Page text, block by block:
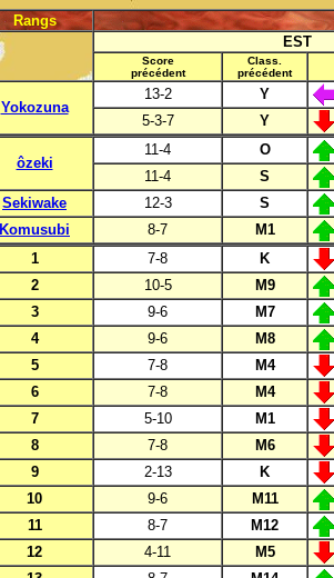
Rangs
EST
Score
précédent
Class.
précédent
Yokozuna
13-2
Y
5-3-7
Y
ôzeki
11-4
O
11-4
S
Sekiwake
12-3
S
Komusubi
8-7 M1
1 7-8
K
2
10-5
M9
3
9-6
M7
4
9-6
M8
5
7-8
M4
6
7-8
M4
7
5-10
M1
8
7-8
M6
9
2-13
K
10
9-6
M11
11
8-7
M12
12
4-11
M5